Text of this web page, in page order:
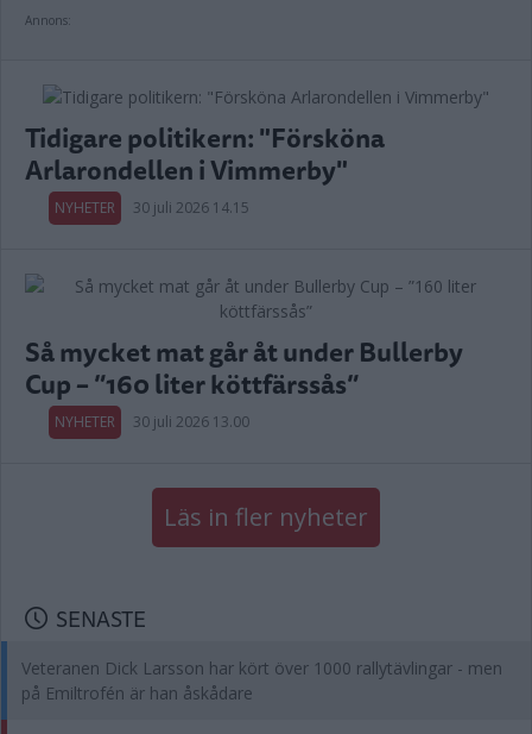
Annons:
Tidigare politikern: "Försköna
Arlarondellen i Vimmerby"
NYHETER 30 juli 2026 14.15
Så mycket mat går åt under Bullerby
Cup – ”160 liter köttfärssås”
NYHETER 30 juli 2026 13.00
Läs in fler nyheter
SENASTE
Veteranen Dick Larsson har kört över 1000 rallytävlingar - men
på Emiltrofén är han åskådare